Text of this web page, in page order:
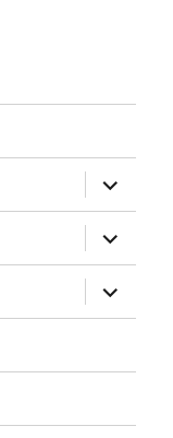
expande
el
menú
inferior
expande
el
menú
inferior
expande
el
menú